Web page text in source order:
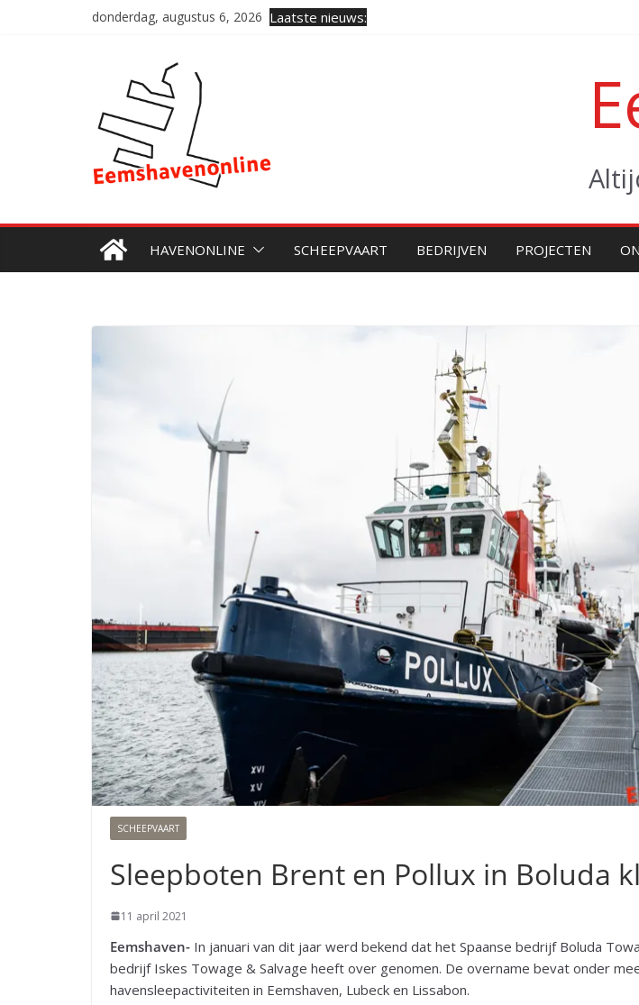
donderdag, augustus 6, 2026 Laatste nieuws:
HAVENONLINE SCHEEPVAART BEDRIJVEN PROJECTEN
SCHEEPVAART
Sleepboten Brent en Pollux in Boluda
11 april 2021
Eemshaven- In januari van dit jaar werd bekend dat het Spaanse bedrijf Boluda
bedrijf Iskes Towage & Salvage heeft over genomen. De overname bevat onder
havensleepactiviteiten in Eemshaven, Lubeck en Lissabon.